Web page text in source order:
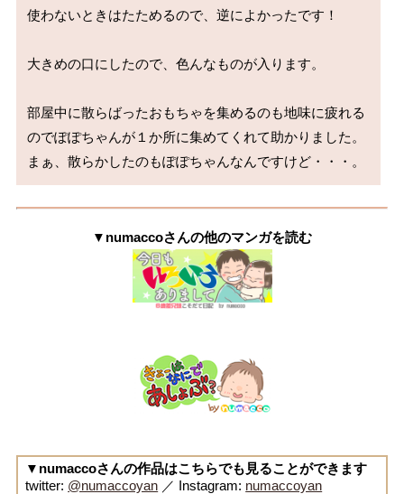
使わないときはたためるので、逆によかったです！
大きめの口にしたので、色んなものが入ります。
部屋中に散らばったおもちゃを集めるのも地味に疲れる
のでぽぽちゃんが１か所に集めてくれて助かりました。
まぁ、散らかしたのもぽぽちゃんなんですけど・・・。
▼numaccoさんの他のマンガを読む
▼numaccoさんの作品はこちらでも見ることができます
twitter: @numaccoyan ／ Instagram: numaccoyan